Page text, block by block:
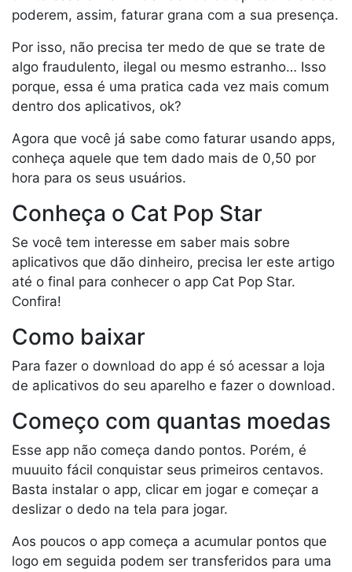
poderem, assim, faturar grana com a sua presença.
Por isso, não precisa ter medo de que se trate de
algo fraudulento, ilegal ou mesmo estranho… Isso
porque, essa é uma pratica cada vez mais comum
dentro dos aplicativos, ok?
Agora que você já sabe como faturar usando apps,
conheça aquele que tem dado mais de 0,50 por
hora para os seus usuários.
Conheça o Cat Pop Star
Se você tem interesse em saber mais sobre
aplicativos que dão dinheiro, precisa ler este artigo
até o final para conhecer o app Cat Pop Star.
Confira!
Como baixar
Para fazer o download do app é só acessar a loja
de aplicativos do seu aparelho e fazer o download.
Começo com quantas moedas
Esse app não começa dando pontos. Porém, é
muuuito fácil conquistar seus primeiros centavos.
Basta instalar o app, clicar em jogar e começar a
deslizar o dedo na tela para jogar.
Aos poucos o app começa a acumular pontos que
logo em seguida podem ser transferidos para uma